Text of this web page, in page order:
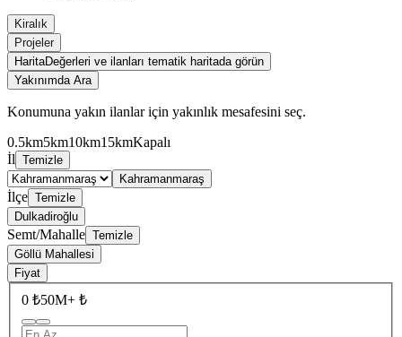
Kiralık
Projeler
HaritaDeğerleri ve ilanları tematik haritada görün
Yakınımda Ara
Konumuna yakın ilanlar için yakınlık mesafesini seç.
0.5km5km10km15kmKapalı
İl Temizle
Kahramanmaraş
İlçe Temizle
Dulkadiroğlu
Semt/Mahalle Temizle
Göllü Mahallesi
Fiyat
0 ₺50M+ ₺